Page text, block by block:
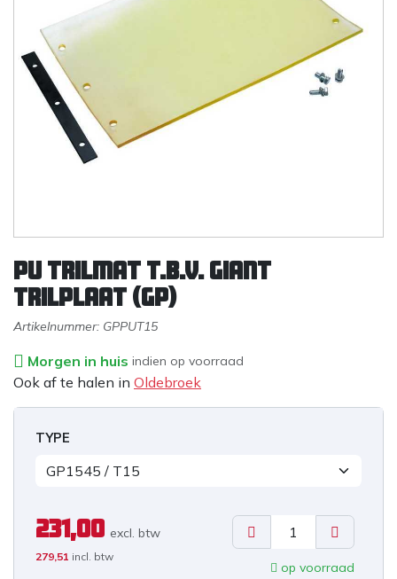
PU trilmat t.b.v. Giant
trilplaat (GP)
Artikelnummer: GPPUT15
Morgen in huis indien op voorraad
Ook af te halen in Oldebroek
TYPE
231,00 excl. btw
279,51 incl. btw
op voorraad